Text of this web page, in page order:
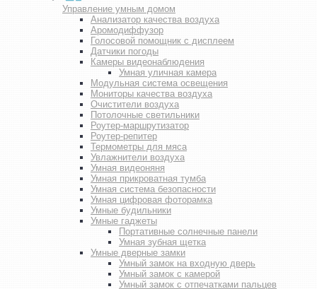
Управление умным домом
Анализатор качества воздуха
Аромодиффузор
Голосовой помощник с дисплеем
Датчики погоды
Камеры видеонаблюдения
Умная уличная камера
Модульная система освещения
Мониторы качества воздуха
Очистители воздуха
Потолочные светильники
Роутер-маршрутизатор
Роутер-репитер
Термометры для мяса
Увлажнители воздуха
Умная видеоняня
Умная прикроватная тумба
Умная система безопасности
Умная цифровая фоторамка
Умные будильники
Умные гаджеты
Портативные солнечные панели
Умная зубная щетка
Умные дверные замки
Умный замок на входную дверь
Умный замок с камерой
Умный замок с отпечатками пальцев